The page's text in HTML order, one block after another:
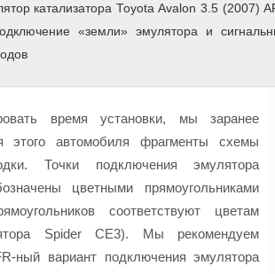
катализатора Toyota Avalon 3.5 (2007)
«земли» эмулятора и
время установки, мы заранее
этого автомобиля фрагменты схемы
Точки подключения эмулятора
цветными прямоугольниками
соответствуют цветам
Spider CE3). Мы рекомендуем
ный вариант подключения эмулятора